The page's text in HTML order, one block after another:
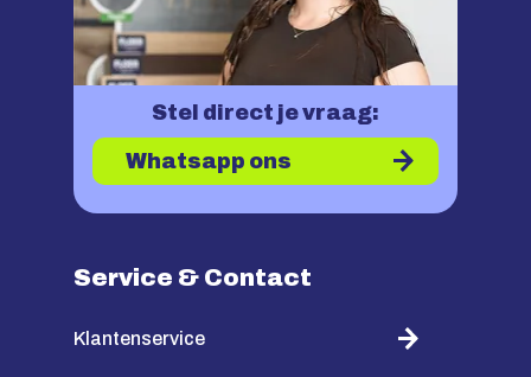
Stel direct je vraag:
Whatsapp ons
Service & Contact
Klantenservice